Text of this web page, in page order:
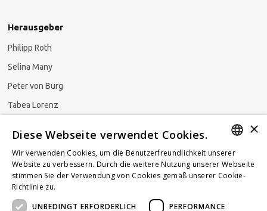
Herausgeber
Philipp Roth
Selina Many
Peter von Burg
Tabea Lorenz
Newsletter abonnieren
GERMAN
FRENCH
×
Diese Webseite verwendet Cookies.
Wir verwenden Cookies, um die Benutzerfreundlichkeit unserer
Website zu verbessern. Durch die weitere Nutzung unserer Webseite
stimmen Sie der Verwendung von Cookies gemäß unserer Cookie-
Richtlinie zu.
UNBEDINGT ERFORDERLICH
PERFORMANCE